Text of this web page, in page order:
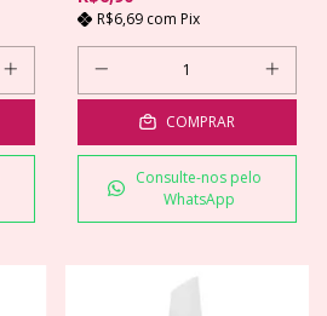
R$6,69 com Pix
COMPRAR
Consulte-nos pelo
WhatsApp